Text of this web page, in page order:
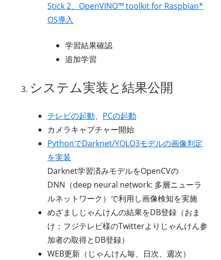
Stick 2、OpenVINO™ toolkit for Raspbian*
OS導入
学習結果確認
追加学習
システム実装と結果公開
テレビの起動、 PCの起動
カメラキャプチャー開始
PythonでDarknet/YOLO3モデルの画像判定
を実装
Darknet学習済みモデルをOpenCVの
DNN（deep neural network: 多層ニューラ
ルネットワーク）で利用し画像検知を実施
めざましじゃんけんの結果をDB登録（おま
け：フジテレビ様のTwitterよりじゃんけん参
加者の取得とDB登録）
WEB更新（じゃんけん毎、日次、週次）